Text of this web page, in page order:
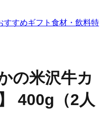
すすめギフト 食材・飲料特
の米沢牛カ
400g（2人